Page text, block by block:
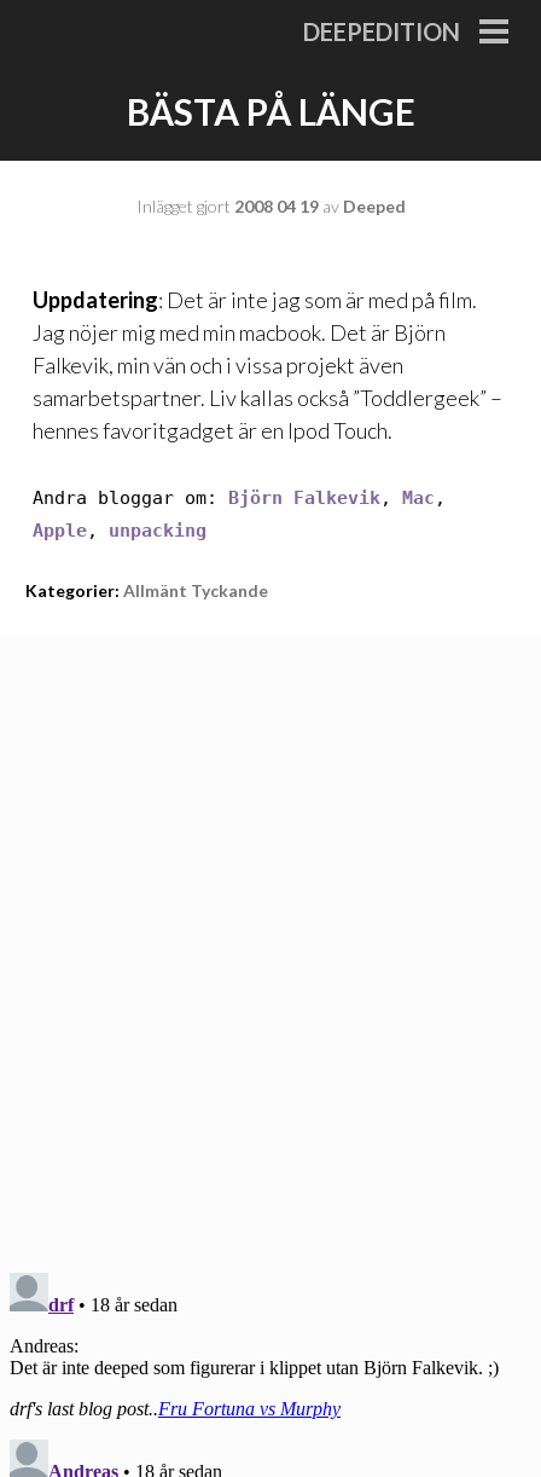
DEEPEDITION
BÄSTA PÅ LÄNGE
Inlägget gjort 2008 04 19av Deeped
Uppdatering: Det är inte jag som är med på film.
Jag nöjer mig med min macbook. Det är Björn
Falkevik, min vän och i vissa projekt även
samarbetspartner. Liv kallas också ”Toddlergeek” –
hennes favoritgadget är en Ipod Touch.
Andra bloggar om: Björn Falkevik, Mac ,
Apple, unpacking
Kategorier: Allmänt Tyckande